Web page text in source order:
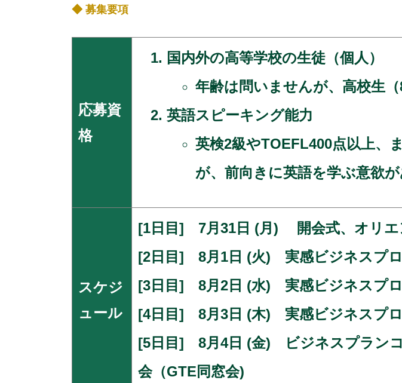
◆ 募集要項
応募資
格
国内外の高等学校の生徒（個人）
年齢は問いませんが、高校生
英語スピーキング能力
英検2級やTOEFL400点以上、
が、前向きに英語を学ぶ意欲
スケジ
ュール
[1日目] 7月31日 (月) 開会式、オリエ
[2日目] 8月1日 (火) 実感ビジネスプ
[3日目] 8月2日 (水) 実感ビジネスプ
[4日目] 8月3日 (木) 実感ビジネスプ
[5日目] 8月4日 (金) ビジネスプラン
会（GTE同窓会)